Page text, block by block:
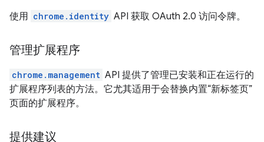
使用 chrome.identity API 获取 OAuth 2.0 访问令牌。
管理扩展程序
chrome.management API 提供了管理已安装和正在运行的
扩展程序列表的方法。它尤其适用于会替换内置“新标签页”
页面的扩展程序。
提供建议